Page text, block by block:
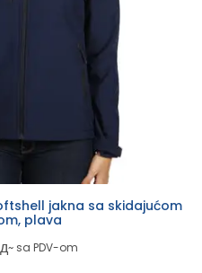
jakna sa skidajućom
plava
~ sa PDV-om